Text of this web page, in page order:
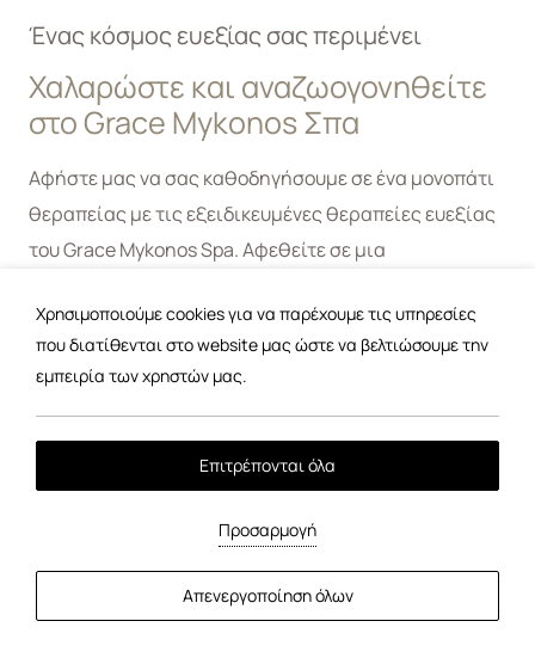
Ένας κόσμος ευεξίας σας περιμένει
Χαλαρώστε και αναζωογονηθείτε
στο Grace Mykonos Σπα
Αφήστε μας να σας καθοδηγήσουμε σε ένα μονοπάτι
θεραπείας με τις εξειδικευμένες θεραπείες ευεξίας
του Grace Mykonos Spa. Αφεθείτε σε μια
εξειδικευμένων θεραπευτών μας και αναζωογονήστε
το σώμα και το μυαλό σας.
Χρησιμοποιούμε cookies για να παρέχουμε τις υπηρεσίες
που διατίθενται στο website μας ώστε να βελτιώσουμε την
εμπειρία των χρηστών μας.
Επιτρέπονται όλα
Προσαρμογή
Απενεργοποίηση όλων